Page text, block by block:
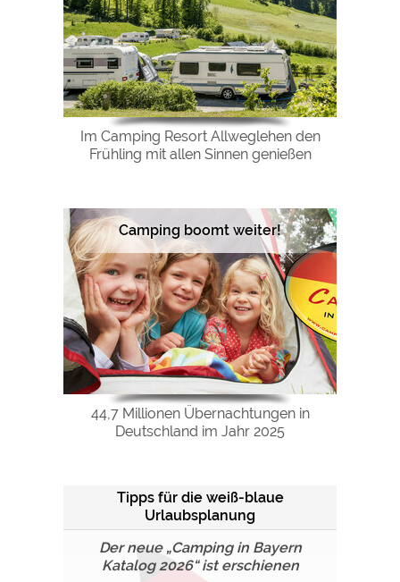
Im Camping Resort Allweglehen den
Frühling mit allen Sinnen genießen
Camping boomt weiter!
44,7 Millionen Übernachtungen in
Deutschland im Jahr 2025
Tipps für die weiß-blaue
Urlaubsplanung
Der neue „Camping in Bayern
Katalog 2026“ ist erschienen